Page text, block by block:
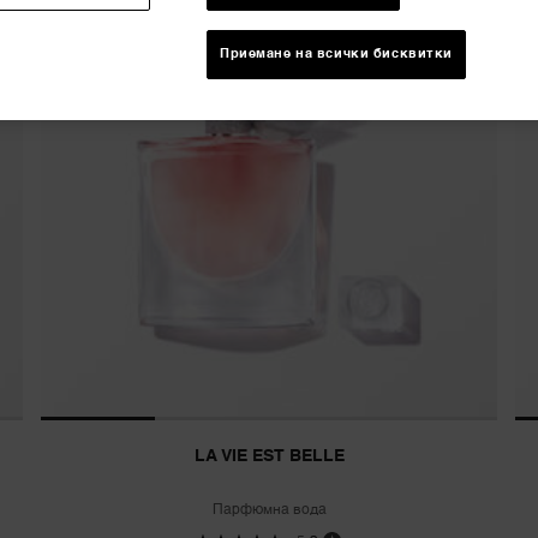
LA VIE EST BELLE
Парфюмна вода
Приемане на всички бисквитки